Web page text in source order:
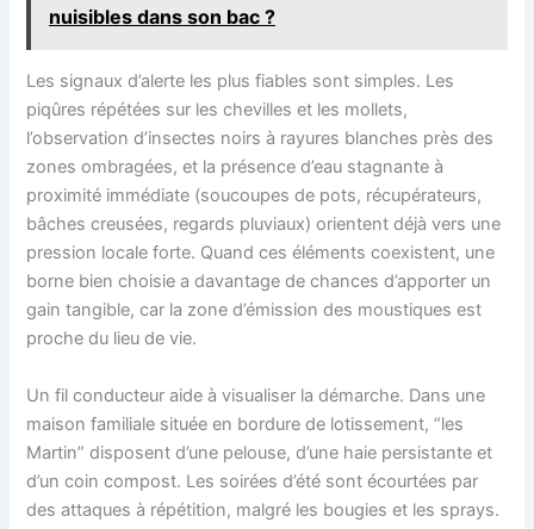
nuisibles dans son bac ?
Les signaux d’alerte les plus fiables sont simples. Les
piqûres répétées sur les chevilles et les mollets,
l’observation d’insectes noirs à rayures blanches près des
zones ombragées, et la présence d’eau stagnante à
proximité immédiate (soucoupes de pots, récupérateurs,
bâches creusées, regards pluviaux) orientent déjà vers une
pression locale forte. Quand ces éléments coexistent, une
borne bien choisie a davantage de chances d’apporter un
gain tangible, car la zone d’émission des moustiques est
proche du lieu de vie.
Un fil conducteur aide à visualiser la démarche. Dans une
maison familiale située en bordure de lotissement, “les
Martin” disposent d’une pelouse, d’une haie persistante et
d’un coin compost. Les soirées d’été sont écourtées par
des attaques à répétition, malgré les bougies et les sprays.